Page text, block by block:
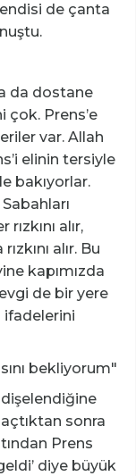
de çanta
da dostane
çok. Prens’e
var. Allah
elinin tersiyle
bakıyorlar.
alır,
alır. Bu
kapımızda
de bir yere
ifadelerini
bekliyorum"
sonra
Prens
diye büyük